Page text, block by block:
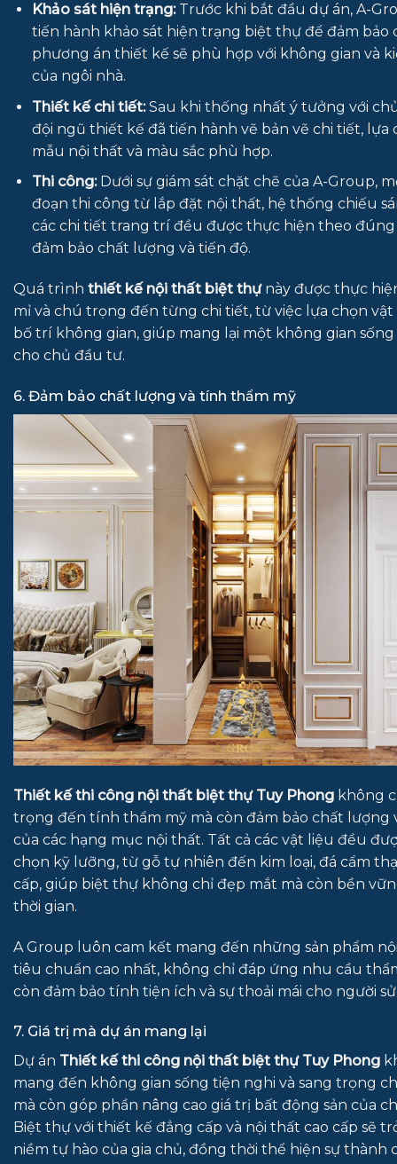
Khảo sát hiện trạng:Trước khi bắt đầu dự án, A-
tiến hành khảo sát hiện trạng biệt thự để đảm bảo
phương án thiết kế sẽ phù hợp với không gian và
của ngôi nhà.
Thiết kế chi tiết:Sau khi thống nhất ý tưởng với
đội ngũ thiết kế đã tiến hành vẽ bản vẽ chi tiết, lựa
mẫu nội thất và màu sắc phù hợp.
Thi công:Dưới sự giám sát chặt chẽ của A-Group,
đoạn thi công từ lắp đặt nội thất, hệ thống chiếu
các chi tiết trang trí đều được thực hiện theo đúng
đảm bảo chất lượng và tiến độ.
Quá trình thiết kế nội thất biệt thựnày được thực
mỉ và chú trọng đến từng chi tiết, từ việc lựa chọn
bố trí không gian, giúp mang lại một không gian sống
cho chủ đầu tư.
6. Đảm bảo chất lượng và tính thẩm mỹ
Thiết kế thi công nội thất biệt thự Tuy Phong không
trọng đến tính thẩm mỹ mà còn đảm bảo chất lượng
của các hạng mục nội thất. Tất cả các vật liệu đều
chọn kỹ lưỡng, từ gỗ tự nhiên đến kim loại, đá cẩm
cấp, giúp biệt thự không chỉ đẹp mắt mà còn bền
thời gian.
A Group luôn cam kết mang đến những sản phẩm
tiêu chuẩn cao nhất, không chỉ đáp ứng nhu cầu
còn đảm bảo tính tiện ích và sự thoải mái cho người
7. Giá trị mà dự án mang lại
Dự án Thiết kế thi công nội thất biệt thự Tuy Phong
mang đến không gian sống tiện nghi và sang trọng
mà còn góp phần nâng cao giá trị bất động sản của
Biệt thự với thiết kế đẳng cấp và nội thất cao cấp sẽ
niềm tự hào của gia chủ, đồng thời thể hiện sự thành